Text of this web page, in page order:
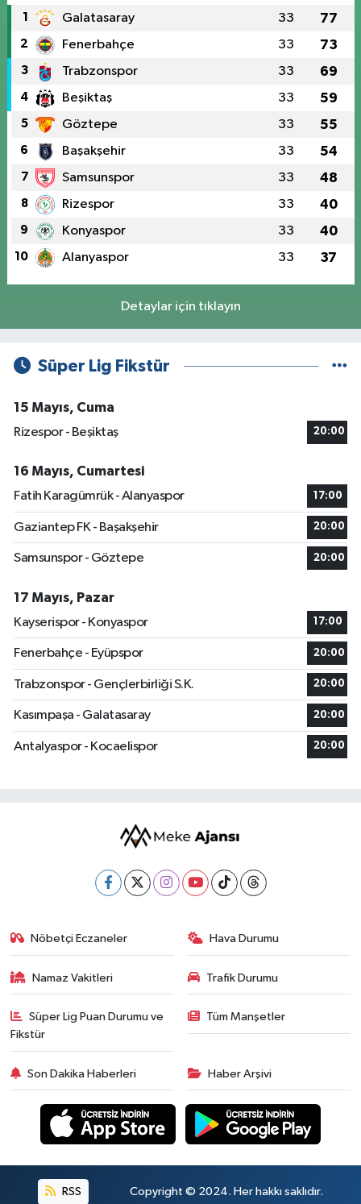
1 Galatasaray 33 77
2 Fenerbahçe 33 73
3 Trabzonspor 33 69
4 Beşiktaş 33 59
5 Göztepe 33 55
6 Başakşehir 33 54
7 Samsunspor 33 48
8 Rizespor 33 40
9 Konyaspor 33 40
10 Alanyaspor 33 37
Detaylar için tıklayın
Süper Lig Fikstür
15 Mayıs, Cuma
Rizespor - Beşiktaş
20:00
16 Mayıs, Cumartesi
Fatih Karagümrük - Alanyaspor
17:00
Gaziantep FK - Başakşehir 20:00
Samsunspor - Göztepe 20:00
17 Mayıs, Pazar
Kayserispor - Konyaspor
17:00
Fenerbahçe - Eyüpspor 20:00
Trabzonspor - Gençlerbirliği S.K. 20:00
Kasımpaşa - Galatasaray 20:00
Antalyaspor - Kocaelispor 20:00
Nöbetçi Eczaneler Hava Durumu
Namaz Vakitleri Trafik Durumu
Süper Lig Puan Durumu ve
Fikstür
Tüm Manşetler
Son Dakika Haberleri Haber Arşivi
RSS Copyright © 2024. Her hakkı saklıdır.